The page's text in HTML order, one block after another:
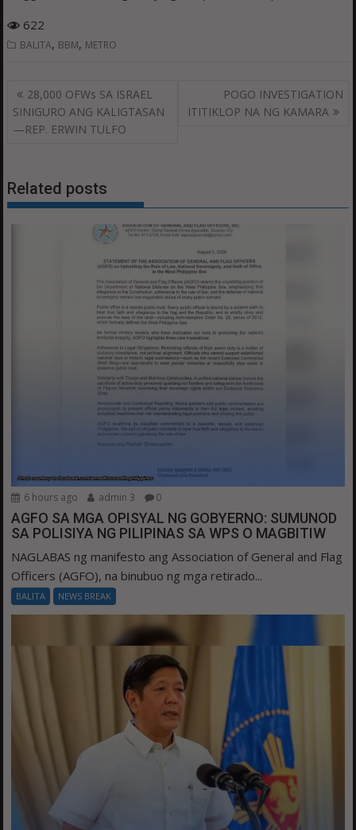
622
BALITA, BBM, METRO
Post
navigation
28,000 OFWs SA ISRAEL
SINIGURO ANG KALIGTASAN
—REP. ERWIN TULFO
POGO INVESTIGATION
ITITIKLOP NA NG KAMARA
Related posts
6 hours ago admin 3 0
AGFO SA MGA OPISYAL NG GOBYERNO: SUMUNOD
SA POLISIYA NG PILIPINAS SA WPS O MAGBITIW
NAGLABAS ng manifesto ang Association of General and Flag
Officers (AGFO), na binubuo ng mga retirado...
BALITA NEWS BREAK